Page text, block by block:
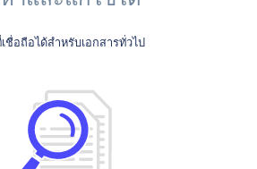
เชื่อถือได้สำหรับเอกสารทั่วไป